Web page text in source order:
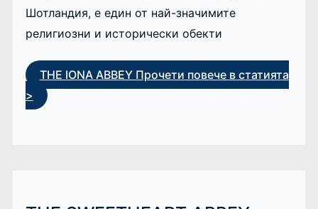
Шотландия, е един от най-значимите
религиозни и исторически обекти
THE IONA ABBEYПрочети повече в статията
>